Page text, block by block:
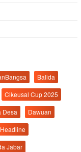
Balida
Cikeusal Cup 2025
Desa
Dawuan
Headline
Jabar